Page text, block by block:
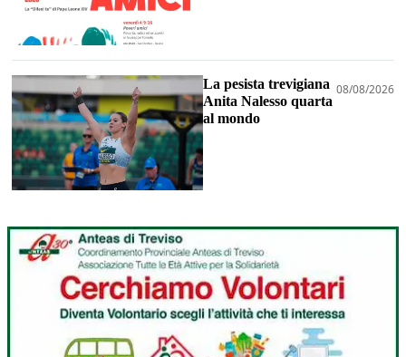
La pesista trevigiana
Anita Nalesso quarta
al mondo
08/08/2026